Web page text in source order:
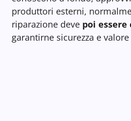
produttori esterni,
riparazione deve poi
garantirne sicurezza e